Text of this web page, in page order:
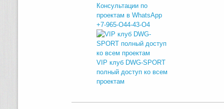
Консультации по
проектам в WhatsApp
+7-965-O44-43-O4
VIP клуб DWG-SPORT
полный доступ ко всем
проектам